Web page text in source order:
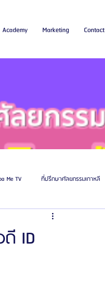
Academy Marketing Contact
Me TV ที่ปรึกษาศัลยกรรมเกาหลี
ศัลยแพทย์ ประเทศเกาหลี
ID